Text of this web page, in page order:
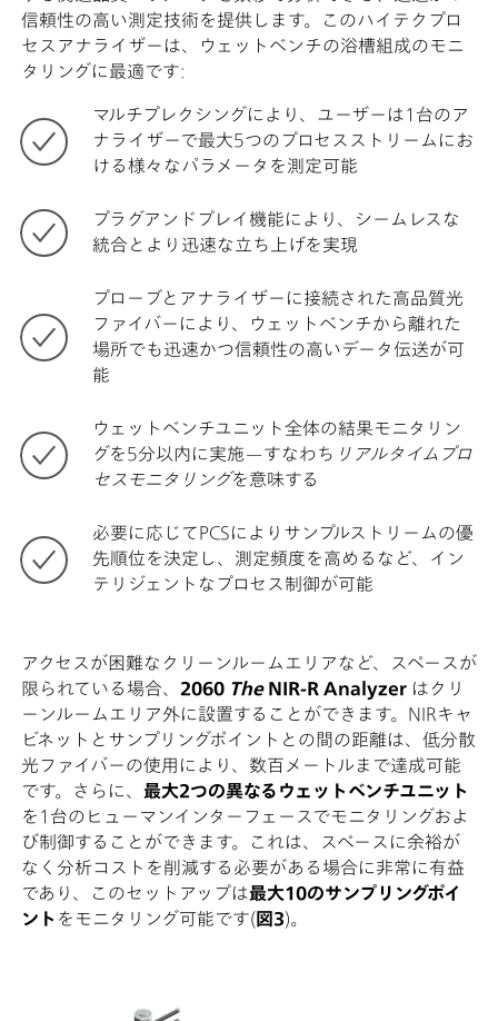
信頼性の高い測定技術を提供します。このハイテクプロ
セスアナライザーは、ウェットベンチの浴槽組成のモニ
タリングに最適です:
マルチプレクシングにより、ユーザーは1台のア
ナライザーで最大5つのプロセスストリームにお
ける様々なパラメータを測定可能
プラグアンドプレイ機能により、シームレスな
統合とより迅速な立ち上げを実現
プローブとアナライザーに接続された高品質光
ファイバーにより、ウェットベンチから離れた
場所でも迅速かつ信頼性の高いデータ伝送が可
能
ウェットベンチユニット全体の結果モニタリン
グを5分以内に実施—すなわち リアルタイムプロ
セスモニタリングを意味する
必要に応じてPCSによりサンプルストリームの優
先順位を決定し、測定頻度を高めるなど、イン
テリジェントなプロセス制御が可能
アクセスが困難なクリーンルームエリアなど、スペースが
限られている場合、 2060 TheNIR-R Analyzer はクリ
ーンルームエリア外に設置することができます。NIRキャ
ビネットとサンプリングポイントとの間の距離は、低分散
光ファイバーの使用により、数百メートルまで達成可能
です。さらに、 最大2つの異なるウェットベンチユニット
を1台のヒューマンインターフェースでモニタリングおよ
び制御することができます。これは、スペースに余裕が
なく分析コストを削減する必要がある場合に非常に有益
であり、このセットアップは最大10のサンプリングポイ
ント をモニタリング可能です( 図3)。